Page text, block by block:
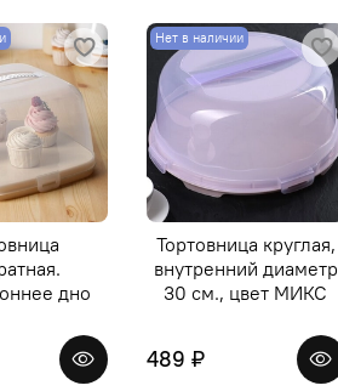
дно
Нет в наличии
Тортовница круглая,
внутренний диаметр
30 см., цвет МИКС
489 ₽